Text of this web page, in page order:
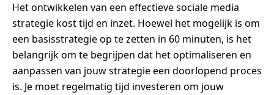
Het ontwikkelen van een effectieve sociale media
strategie kost tijd en inzet. Hoewel het mogelijk is om
een basisstrategie op te zetten in 60 minuten, is het
belangrijk om te begrijpen dat het optimaliseren en
aanpassen van jouw strategie een doorlopend proces
is. Je moet regelmatig tijd investeren om jouw